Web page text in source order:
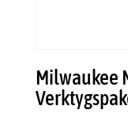
Milwaukee